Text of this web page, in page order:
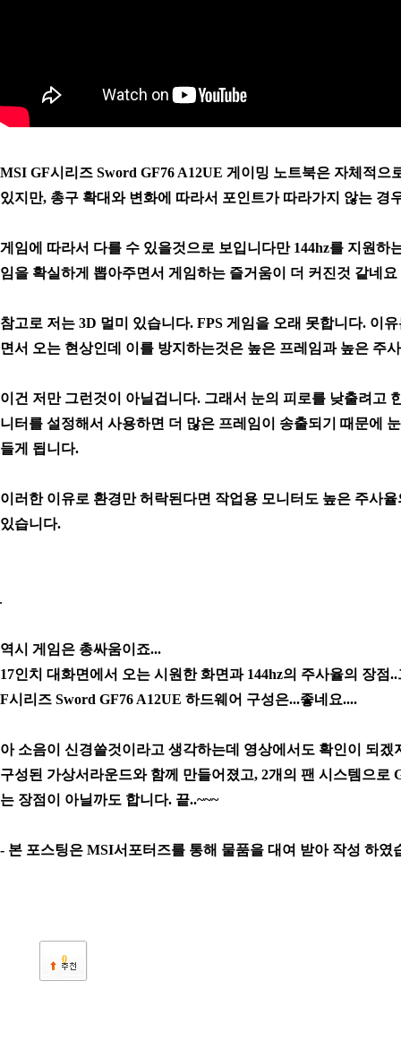
MSI GF시리즈 Sword GF76 A12UE 게이밍 노트북은 자체적으
있지만, 총구 확대와 변화에 따라서 포인트가 따라가지 않는 경
게임에 따라서 다를 수 있을것으로 보입니다만 144hz를 지원하
임을 확실하게 뽑아주면서 게임하는 즐거움이 더 커진것 같네요
참고로 저는 3D 멀미 있습니다. FPS 게임을 오래 못합니다. 이
면서 오는 현상인데 이를 방지하는것은 높은 프레임과 높은 주
이건 저만 그런것이 아닐겁니다. 그래서 눈의 피로를 낮출려고
니터를 설정해서 사용하면 더 많은 프레임이 송출되기 때문에
들게 됩니다.
이러한 이유로 환경만 허락된다면 작업용 모니터도 높은 주사
있습니다.
역시 게임은 총싸움이죠...
17인치 대화면에서 오는 시원한 화면과 144hz의 주사율의 장
F시리즈 Sword GF76 A12UE 하드웨어 구성은...좋네요....
아 소음이 신경쓸것이라고 생각하는데 영상에서도 확인이 되
구성된 가상서라운드와 함께 만들어졌고, 2개의 팬 시스템으로
는 장점이 아닐까도 합니다. 끝..~~~
- 본 포스팅은 MSI서포터즈를 통해 물품을 대여 받아 작성 하였
0